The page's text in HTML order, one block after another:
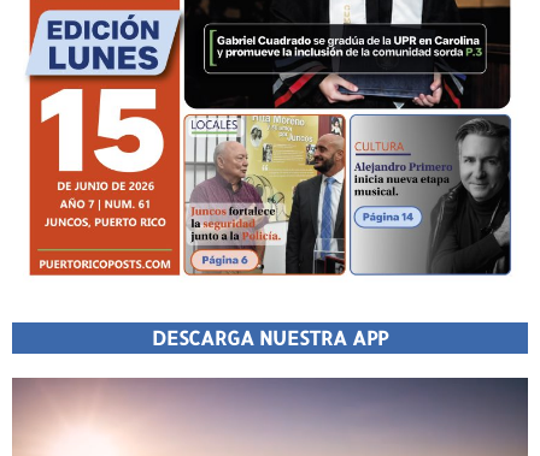
DESCARGA NUESTRA APP